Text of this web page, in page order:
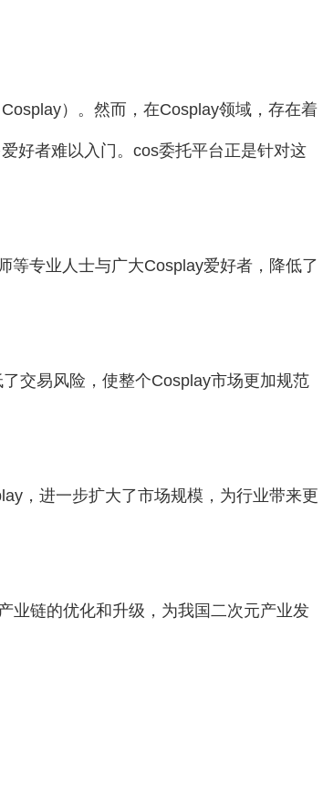
）。然而，在Cosplay领域，存在着
好者难以入门。cos委托平台正是针对这
等专业人士与广大Cosplay爱好者，降低了
交易风险，使整个Cosplay市场更加规范
，进一步扩大了市场规模，为行业带来更
业链的优化和升级，为我国二次元产业发